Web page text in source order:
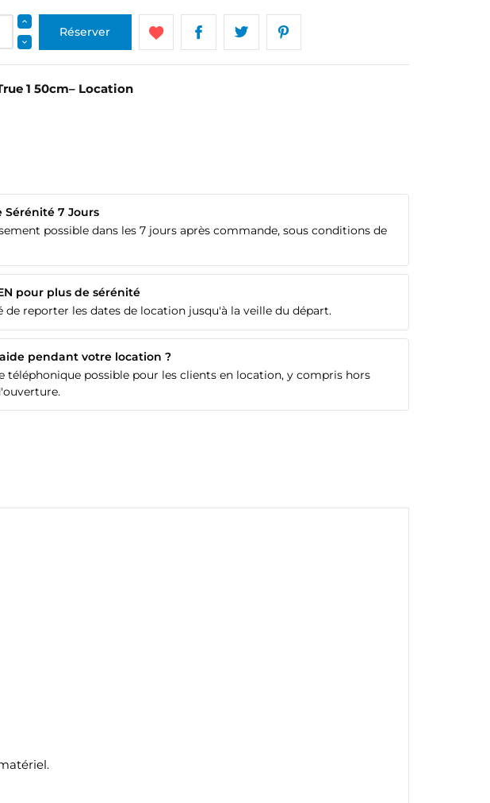
Réserver
1 50cm– Location
Sérénité 7 Jours
possible dans les 7 jours après commande, sous conditions de
pour plus de sérénité
de reporter les dates de location jusqu'à la veille du départ.
pendant votre location ?
téléphonique possible pour les clients en location, y compris hors